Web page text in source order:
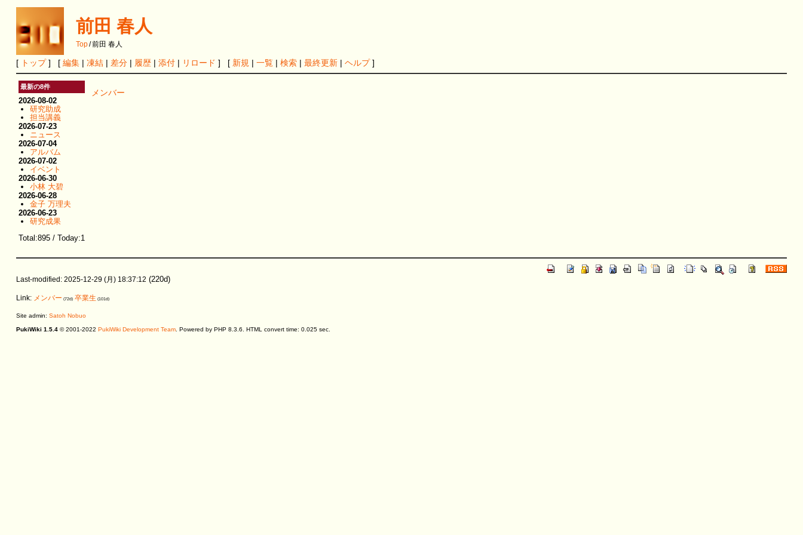
前田 春人
Top/前田 春人
[ トップ] [ 編集| 凍結| 差分| 履歴| 添付| リロード ] [ 新規 | 一覧| 検索| 最終更新| ヘルプ]
メンバー
最新の8件
2026-08-02
研究助成
担当講義
2026-07-23
ニュース
2026-07-04
アルバム
2026-07-02
イベント
2026-06-30
小林 大碧
2026-06-28
金子 万理夫
2026-06-23
研究成果
Total:895 / Today:1
Last-modified: 2025-12-29 (月) 18:37:12 (220d)
Link: メンバー (72d) 卒業生 (101d)
Site admin: Satoh Nobuo
PukiWiki 1.5.4© 2001-2022 PukiWiki Development Team. Powered by PHP 8.3.6. HTML convert time: 0.025 sec.